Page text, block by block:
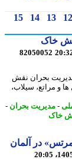
13
14
15
خاک
82050052
بحران نقش
سیلاب،
مدیریت بحران-
در آلمان